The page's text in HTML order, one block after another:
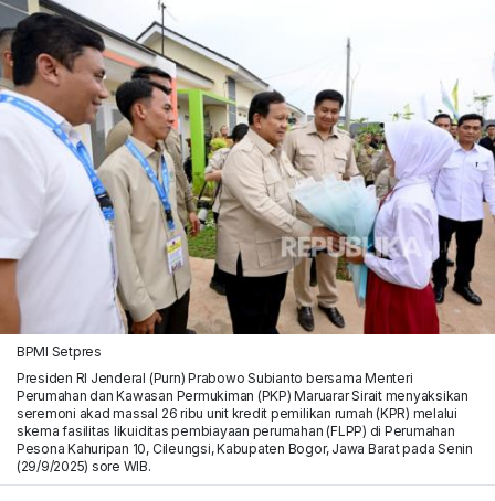
BPMI Setpres
Presiden RI Jenderal (Purn) Prabowo Subianto bersama Menteri
Perumahan dan Kawasan Permukiman (PKP) Maruarar Sirait menyaksikan
seremoni akad massal 26 ribu unit kredit pemilikan rumah (KPR) melalui
skema fasilitas likuiditas pembiayaan perumahan (FLPP) di Perumahan
Pesona Kahuripan 10, Cileungsi, Kabupaten Bogor, Jawa Barat pada Senin
(29/9/2025) sore WIB.